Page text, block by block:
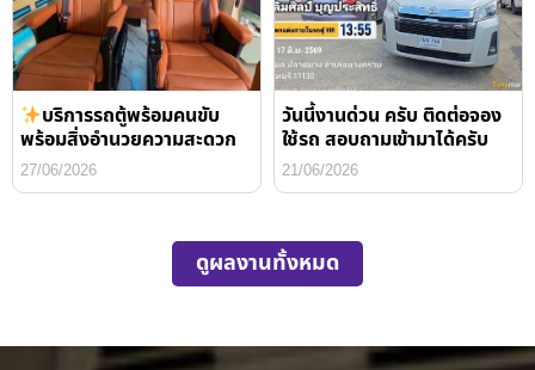
บริการรถตู้พร้อมคนขับ
พร้อมสิ่งอำนวยความสะดวก
27/06/2026
วันนี้งานด่วน ครับ ติดต่อจอง
ใช้รถ สอบถามเข้ามาได้ครับ
21/06/2026
ดูผลงานทั้งหมด